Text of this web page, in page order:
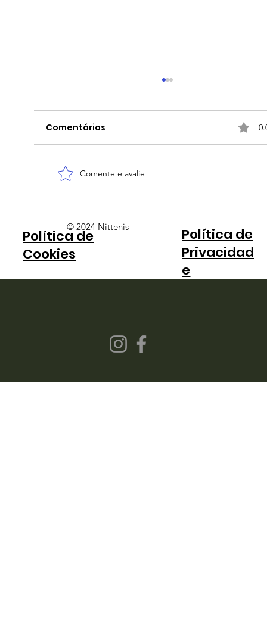
passa", diz Fonseca sobre críticas
ao calendário
Comentários
Comente e avalie
© 2024 Nittenis
Política de
Privacidad
e
Política de
Cookies